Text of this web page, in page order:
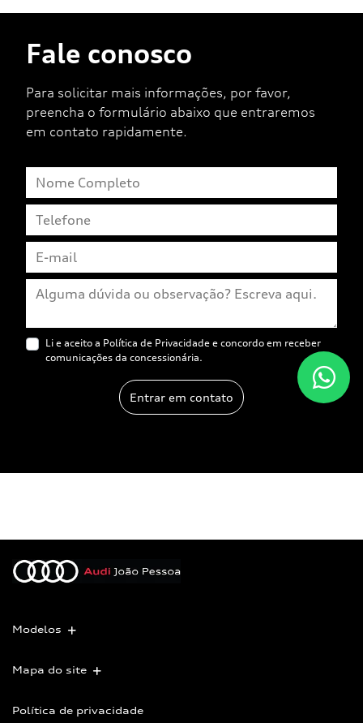
Fale conosco
Para solicitar mais informações, por favor,
preencha o formulário abaixo que entraremos
em contato rapidamente.
Li e aceito a Política de Privacidade e concordo em receber
comunicações da concessionária.
Entrar em contato
Modelos
Mapa do site
Política de privacidade